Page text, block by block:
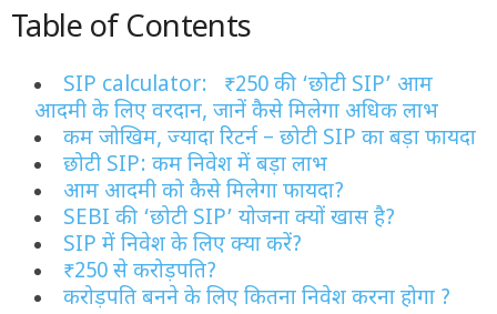
Table of Contents
SIP calculator: ₹250 की ‘छोटी SIP’ आम
आदमी के लिए वरदान, जानें कैसे मिलेगा अधिक लाभ
कम जोखिम, ज्यादा रिटर्न – छोटी SIP का बड़ा फायदा
छोटी SIP: कम निवेश में बड़ा लाभ
आम आदमी को कैसे मिलेगा फायदा?
SEBI की ‘छोटी SIP’ योजना क्यों खास है?
SIP में निवेश के लिए क्या करें?
₹250 से करोड़पति?
करोड़पति बनने के लिए कितना निवेश करना होगा ?